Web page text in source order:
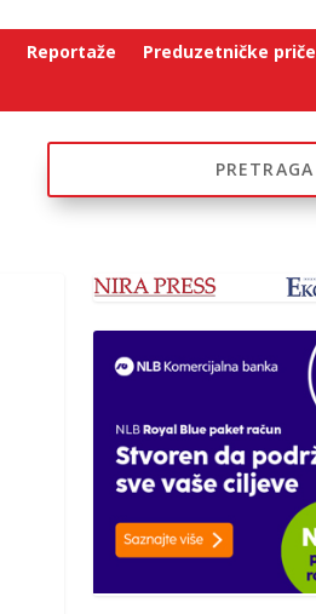
Reportaže Preduzetničke priče